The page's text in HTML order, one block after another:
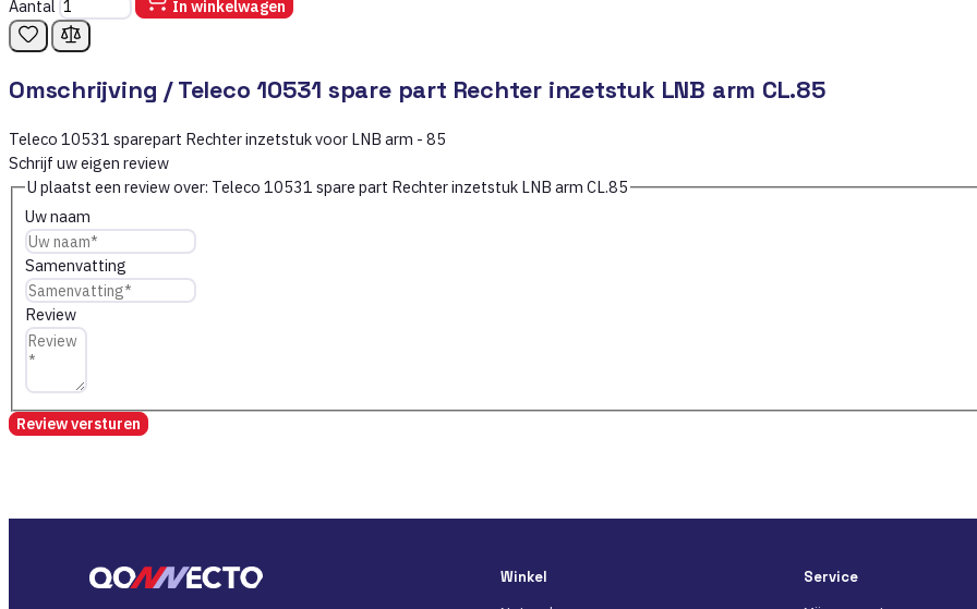
Aantal In winkelwagen
Omschrijving /Teleco 10531 spare part Rechter inzetstuk LNB arm CL.85
Teleco 10531 sparepart Rechter inzetstuk voor LNB arm - 85
Schrijf uw eigen review
U plaatst een review over:
Teleco 10531 spare part Rechter inzetstuk LNB arm CL.85
Uw naam
Samenvatting
Review
Review versturen
Winkel
Service